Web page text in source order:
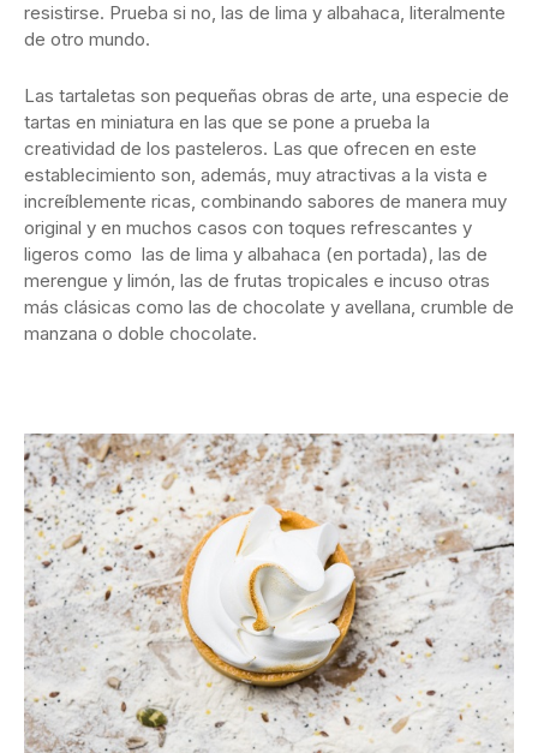
resistirse. Prueba si no, las de lima y albahaca, literalmente
de otro mundo.
Las tartaletas son pequeñas obras de arte, una especie de
tartas en miniatura en las que se pone a prueba la
creatividad de los pasteleros. Las que ofrecen en este
establecimiento son, además, muy atractivas a la vista e
increíblemente ricas, combinando sabores de manera muy
original y en muchos casos con toques refrescantes y
ligeros como las de lima y albahaca (en portada), las de
merengue y limón, las de frutas tropicales e incuso otras
más clásicas como las de chocolate y avellana, crumble de
manzana o doble chocolate.